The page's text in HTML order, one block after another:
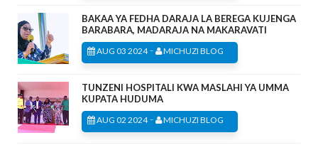
BAKAA YA FEDHA DARAJA LA BEREGA KUJENGA
BARABARA, MADARAJA NA MAKARAVATI
AUG 03 2024- MICHUZI BLOG
TUNZENI HOSPITALI KWA MASLAHI YA UMMA
KUPATA HUDUMA
AUG 02 2024- MICHUZI BLOG